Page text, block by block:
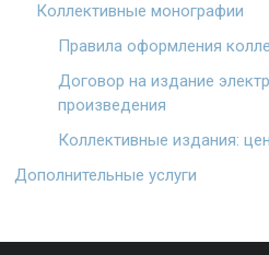
Коллективные монографии
Правила оформления
Договор на издание
произведения
Коллективные издания:
Дополнительные услуги